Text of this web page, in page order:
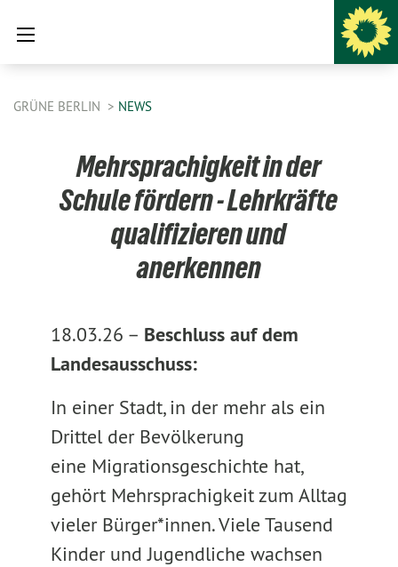
GRÜNE BERLIN NEWS
Mehrsprachigkeit in der
Schule fördern - Lehrkräfte
qualifizieren und
anerkennen
18.03.26 – Beschluss auf dem
Landesausschuss:
In einer Stadt, in der mehr als ein
Drittel der Bevölkerung
eine Migrationsgeschichte hat,
gehört Mehrsprachigkeit zum Alltag
vieler Bürger*innen. Viele Tausend
Kinder und Jugendliche wachsen